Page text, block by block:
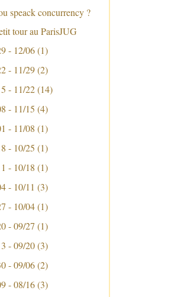
speack concurrency ?
tour au ParisJUG
- 12/06 (1)
- 11/29 (2)
- 11/22 (14)
- 11/15 (4)
- 11/08 (1)
- 10/25 (1)
- 10/18 (1)
- 10/11 (3)
- 10/04 (1)
- 09/27 (1)
- 09/20 (3)
- 09/06 (2)
- 08/16 (3)